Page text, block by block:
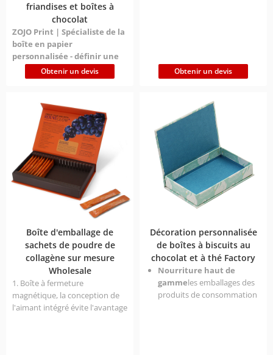
friandises et boîtes à
chocolat
ZOJO Print | Spécialiste de la
boîte en papier
personnalisée - définir une
nouvelle expérience sucrée
avec un design innovantSur
snacks, l'emballage des
bonbons n'est pas seulement
un contenant pour le produit,
mais aussi un lien entre les
marques et les
consommateurs. ZOJO Print est
profondément impliqué dans le
domaine de l'emballage depuis
16 ans et se concentre sur la
fourniture de solutions
personnalisées pour les
marques de bonbons et de
chocolats qui allient
fonctionnalité, valeur
esthétique et compétitivité
commerciale.
Obtenir un devis
Prix：Le prix final sera
adapté à votre produit et à
Obtenir un devis
Boîte d'emballage de
sachets de poudre de
collagène sur mesure
Wholesale
1. Boîte à fermeture
magnétique, la conception de
l'aimant intégré évite l'avantage
Décoration personnalisée
de boîtes à biscuits au
chocolat et à thé Factory
Nourriture haut de
gammeles emballages des
produits de consommation